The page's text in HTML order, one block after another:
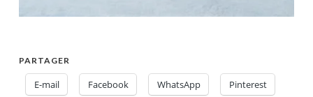
PARTAGER
E-mail Facebook WhatsApp Pinterest